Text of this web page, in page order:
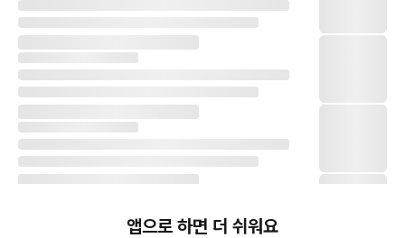
앱으로 하면 더 쉬워요